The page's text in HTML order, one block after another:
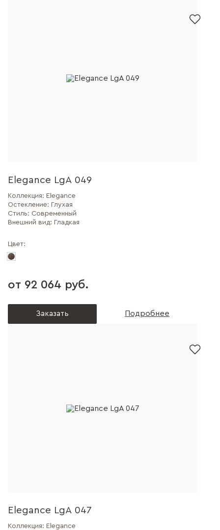
Elegance LgA 049
Коллекция: Elegance
Остекление: Глухая
Стиль: Современный
Внешний вид: Гладкая
Цвет:
от 92 064 руб.
Заказать Подробнее
Elegance LgA 047
Коллекция: Elegance